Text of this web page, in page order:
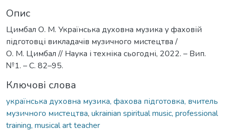
Опис
Цимбал О. М. Українська духовна музика у фаховій
підготовці викладачів музичного мистецтва /
О. М. Цимбал // Наука і техніка сьогодні, 2022. – Вип.
№1. – С. 82–95.
Ключові слова
українська духовна музика, фахова підготовка, вчитель
музичного мистецтва, ukrainian spiritual music, professional
training, musical art teacher